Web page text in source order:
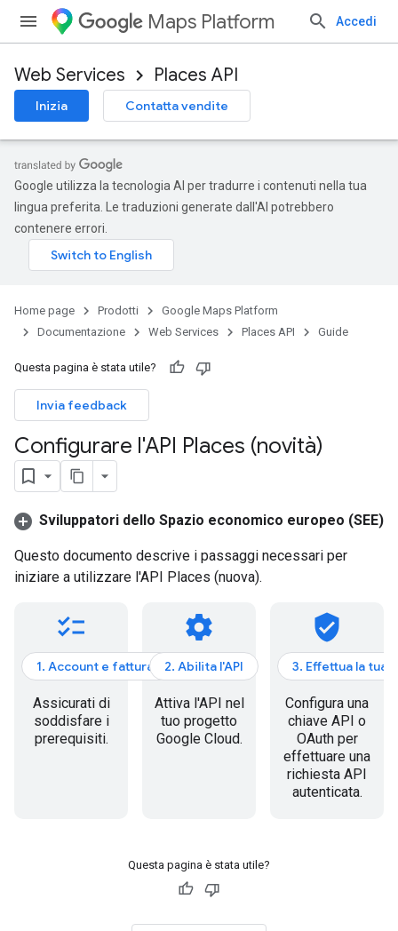
Maps Platform Accedi
Web Services Places API
Inizia Contatta vendite
Google utilizza la tecnologia AI per tradurre i contenuti nella tua
lingua preferita. Le traduzioni generate dall'AI potrebbero
contenere errori.
Home page Prodotti
Google Maps Platform
Documentazione
Web Services Places API Guide
Questa pagina è stata utile?
Invia feedback
Configurare l'API Places (novità)
Sviluppatori dello Spazio economico europeo (SEE)
Questo documento descrive i passaggi necessari per
iniziare a utilizzare l'API Places (nuova).
checklist
1. Account e fatturazione
Assicurati di
soddisfare i
prerequisiti.
settings
2. Abilita l'API
Attiva l'API nel
tuo progetto
Google Cloud.
verified_user
3. Effettua la tua
Configura una
chiave API o
OAuth per
effettuare una
richiesta API
autenticata.
Questa pagina è stata utile?